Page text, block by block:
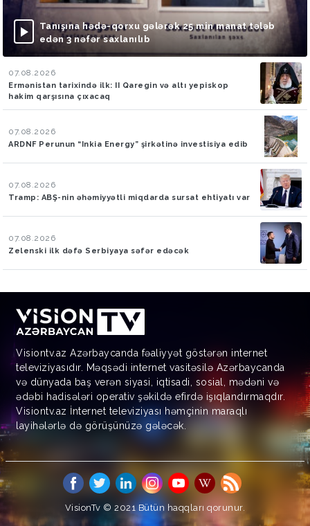
Tanışına hədə-qorxu gələrək 25 min manat tələb
edən 3 nəfər saxlanılıb
07.08.2026
Ermənistan tarixində ilk: II Qaregin və altı yepiskop
hakim qarşısına çıxacaq
07.08.2026
ARDNF Perunun “Inkia Energy” şirkətinə investisiya edib
07.08.2026
Tramp: ABŞ-nin əhəmiyyətli miqdarda sursat ehtiyatı var
07.08.2026
Zelenski ilk dəfə Serbiyaya səfər edəcək
Visiontv.az Azərbaycanda fəaliyyət göstərən internet
televiziyasıdır. Məqsədi internet vasitəsilə Azərbaycanda
və dünyada baş verən siyasi, iqtisadi, sosial, mədəni və
ədəbi hadisələri operativ şəkildə efirdə işıqlandırmaqdır.
Visiontv.az İnternet televiziyası həmçinin maraqlı
layihələrlə də görüşünüzə gələcək.
VisionTv © 2021Bütün haqqları qorunur.